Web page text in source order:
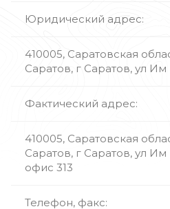
Юридический адрес:
410005, Саратовская
Саратов, г Саратов, ул Им
Фактический адрес:
410005, Саратовская
Саратов, г Саратов, ул Им
офис 313
Телефон, факс: